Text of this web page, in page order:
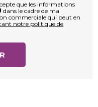
que les informations
dans le cadre de ma
commerciale qui peut en
notre politique de